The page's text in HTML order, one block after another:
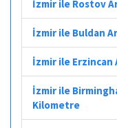
İzmir ile Rostov
İzmir ile Buldan
İzmir ile Erzincan
İzmir ile
Kilometre